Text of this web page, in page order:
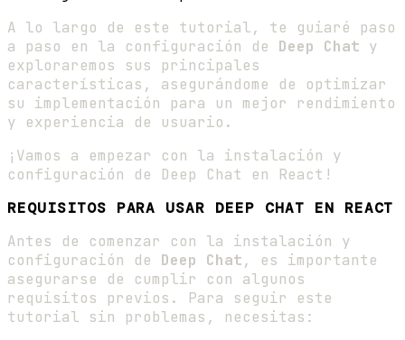
A lo largo de este tutorial, te guiaré paso
a paso en la configuración de Deep Chat y
exploraremos sus principales
características, asegurándome de optimizar
su implementación para un mejor rendimiento
y experiencia de usuario.
¡Vamos a empezar con la instalación y
configuración de Deep Chat en React!
REQUISITOS PARA USAR DEEP CHAT EN REACT
Antes de comenzar con la instalación y
configuración de Deep Chat, es importante
asegurarse de cumplir con algunos
requisitos previos. Para seguir este
tutorial sin problemas, necesitas: